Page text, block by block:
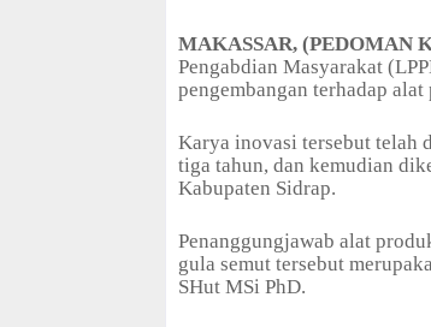
MAKASSAR, (PEDOMAN
Pengabdian Masyarakat
pengembangan terhadap
Karya inovasi tersebut telah
tiga tahun, dan kemudian
Kabupaten Sidrap.
Penanggungjawab alat
gula semut tersebut
SHut MSi PhD.